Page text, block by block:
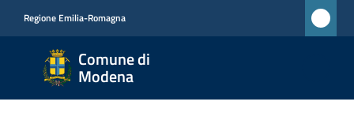
Regione Emilia-Romagna
Comune di
Modena
Comune
di
Modena